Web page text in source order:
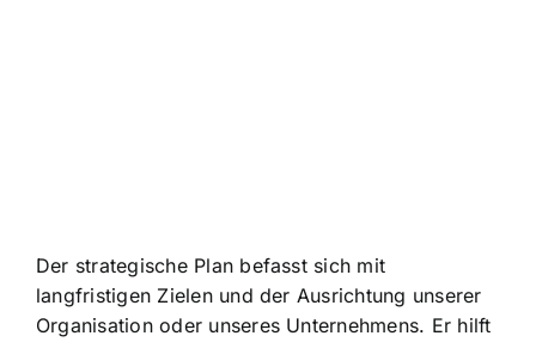
Der strategische Plan befasst sich mit
langfristigen Zielen und der Ausrichtung unserer
Organisation oder unseres Unternehmens. Er hilft